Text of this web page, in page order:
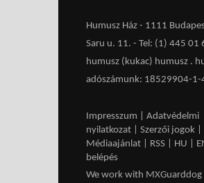
Humusz Ház - 1111
Saru u. 11. - Tel: (1) 445 01
humusz (kukac) humusz .
adószámunk: 18529904-1-
Impresszum
Adatvédelmi
nyilatkozat
Szerzői jogok
Médiaajánlat
RSS HU
belépés
We work with MXGuarddog